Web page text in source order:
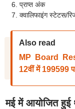
प्राप्त अंक
क्वालिफाइंग स्टेटस/
Also read
MP Board
12वीं में 199599
मई में आयोजित हुई